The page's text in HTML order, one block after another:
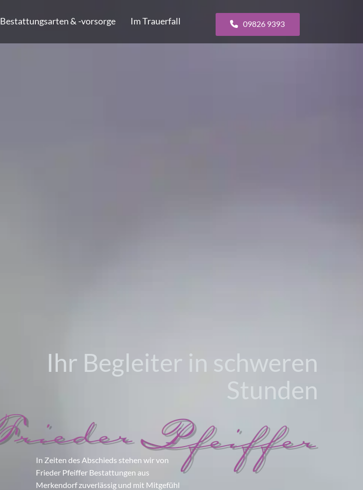
Bestattungsarten & -vorsorge Im Trauerfall 09826 9393
Ihr Begleiter in schweren
Stunden
In Zeiten des Abschieds stehen wir von
Frieder Pfeiffer Bestattungen aus
Merkendorf zuverlässig und mit Mitgefühl